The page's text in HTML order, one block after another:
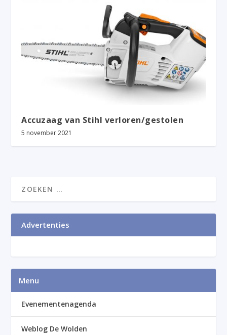
Accuzaag van Stihl verloren/gestolen
5 november 2021
Advertenties
Menu
Evenementenagenda
Weblog De Wolden